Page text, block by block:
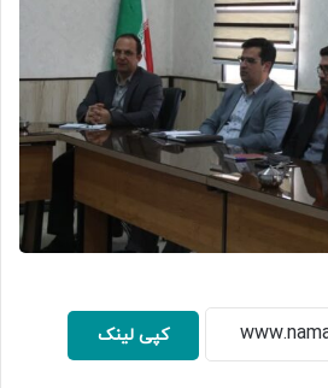
کپی لینک